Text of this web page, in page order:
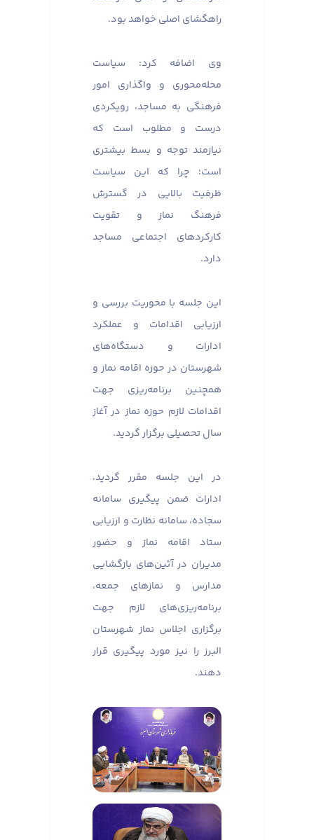
راهگشای اصلی خواهد بود.
وی اضافه کرد: سیاست
محله‌محوری و واگذاری امور
فرهنگی به مساجد، رویکردی
درست و مطلوب است که
نیازمند توجه و بسط بیشتری
است؛ چرا که این سیاست
ظرفیت بالایی در گسترش
فرهنگ نماز و تقویت
کارکردهای اجتماعی مساجد
دارد.
این جلسه با محوریت بررسی و
ارزیابی اقدامات و عملکرد
ادارات و دستگاه‌های
شهرستان در حوزه اقامه نماز و
همچنین برنامه‌ریزی جهت
اقدامات لازم حوزه نماز در آغاز
سال تحصیلی برگزار گردید.
در این جلسه مقرر گردید،
ادارات ضمن پیگیری سامانه
سجاده، سامانه نظارت و ارزیابی
ستاد اقامه نماز و حضور
مدیران در آئین‌های بازگشایی
مدارس و نماز‌های جمعه،
برنامه‌ریزی‌های لازم جهت
برگزاری اجلاس نماز شهرستان
البرز را نیز مورد پیگیری قرار
دهند.